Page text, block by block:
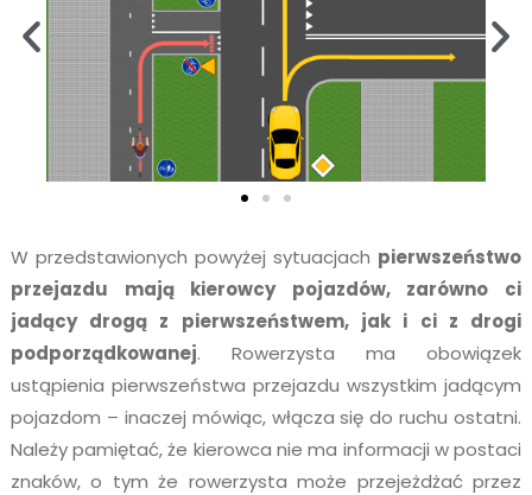
W przedstawionych powyżej sytuacjach pierwszeństwo
przejazdu mają kierowcy pojazdów, zarówno ci
jadący drogą z pierwszeństwem, jak i ci z drogi
podporządkowanej. Rowerzysta ma obowiązek
ustąpienia pierwszeństwa przejazdu wszystkim jadącym
pojazdom – inaczej mówiąc, włącza się do ruchu ostatni.
Należy pamiętać, że kierowca nie ma informacji w postaci
znaków, o tym że rowerzysta może przejeżdżać przez